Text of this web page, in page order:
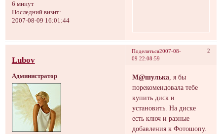
6 минут
Последний визит:
2007-08-09 16:01:44
Поделиться 2
2007-08-
09 22:08:59
Lubov
Администратор М@шулька , я бы
порекомендовала тебе
купить диск и
установить. На диске
есть ключ и разные
добавления к Фотошопу.